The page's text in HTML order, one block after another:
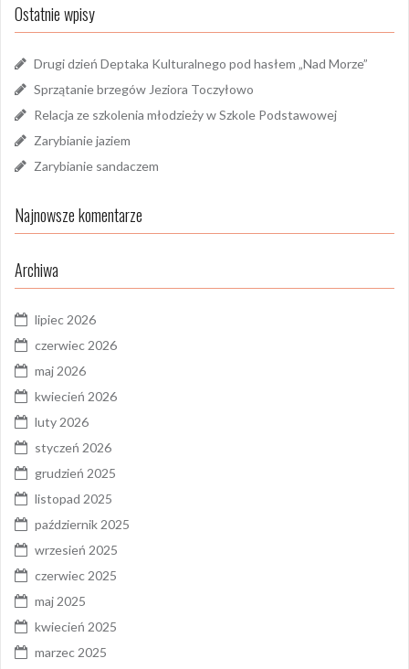
Ostatnie wpisy
Drugi dzień Deptaka Kulturalnego pod hasłem „Nad Morze”
Sprzątanie brzegów Jeziora Toczyłowo
Relacja ze szkolenia młodzieży w Szkole Podstawowej
Zarybianie jaziem
Zarybianie sandaczem
Najnowsze komentarze
Archiwa
lipiec 2026
czerwiec 2026
maj 2026
kwiecień 2026
luty 2026
styczeń 2026
grudzień 2025
listopad 2025
październik 2025
wrzesień 2025
czerwiec 2025
maj 2025
kwiecień 2025
marzec 2025